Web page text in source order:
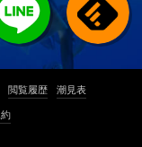
閲覧履歴 潮見表